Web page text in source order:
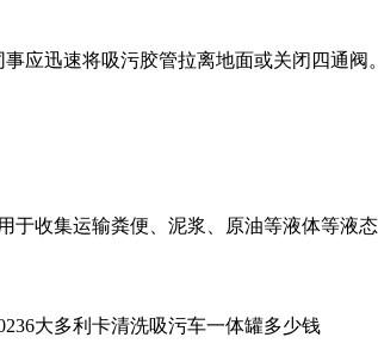
应迅速将吸污胶管拉离地面或关闭四通
集运输粪便、泥浆、原油等液体等液
大多利卡清洗吸污车一体罐多少钱